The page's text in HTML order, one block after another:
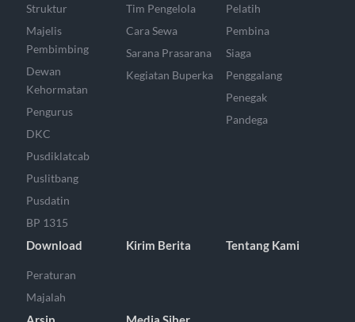
Struktur
Majelis
Pembimbing
Dewan
Kehormatan
Pengurus
DKC
Pusdiklatcab
Puslitbang
Pusdatin
BP 1315
Tim Pengelola
Cara Sewa
Sarana Prasarana
Kegiatan Buperka
Pelatih
Pembina
Siaga
Penggalang
Penegak
Pandega
Download
Peraturan
Majalah
Kirim Berita Tentang Kami